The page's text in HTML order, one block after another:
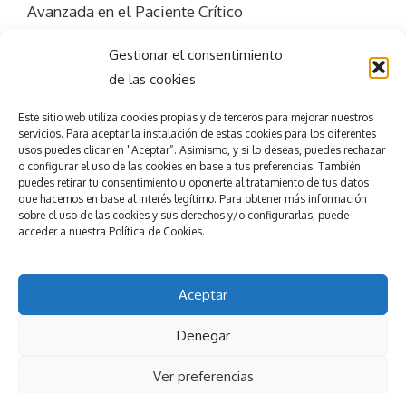
Gestionar el consentimiento
de las cookies
Este sitio web utiliza cookies propias y de terceros para mejorar nuestros
servicios. Para aceptar la instalación de estas cookies para los diferentes
usos puedes clicar en "Aceptar”. Asimismo, y si lo deseas, puedes rechazar
o configurar el uso de las cookies en base a tus preferencias. También
puedes retirar tu consentimiento u oponerte al tratamiento de tus datos
que hacemos en base al interés legítimo. Para obtener más información
sobre el uso de las cookies y sus derechos y/o configurarlas, puede
acceder a nuestra Política de Cookies.
Aceptar
Denegar
Ver preferencias
Avanzada en el Paciente Crítico
Consigue eléxito
en tu evento
Esmeeting Eventos y Congresos
Política de privacidad
Política de Cookies